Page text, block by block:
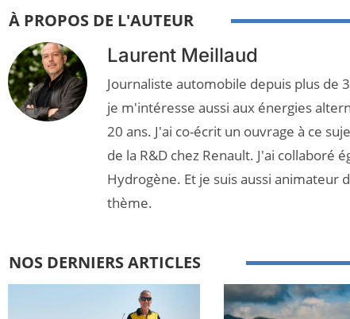
À PROPOS DE L'AUTEUR
Laurent Meillaud
Journaliste automobile depuis plus de
je m'intéresse aussi aux énergies
20 ans. J'ai co-écrit un ouvrage à ce
de la R&D chez Renault. J'ai collaboré
Hydrogène. Et je suis aussi animateur
thème.
NOS DERNIERS ARTICLES